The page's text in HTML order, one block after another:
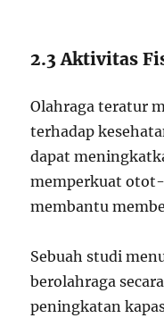
2.3 Aktivitas
Olahraga teratur
terhadap
dapat
memperkuat
membantu
Sebuah studi
berolahraga
peningkatan